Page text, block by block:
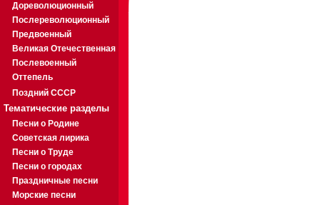
Дореволюционный
Послереволюционный
Предвоенный
Великая Отечественная
Послевоенный
Оттепель
Поздний СССР
Тематические разделы
Песни о Родине
Советская лирика
Песни о Труде
Песни о городах
Праздничные песни
Морские песни